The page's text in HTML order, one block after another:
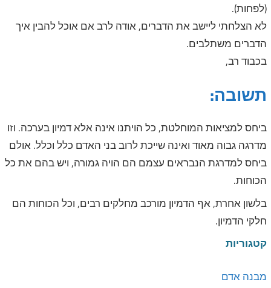
(לפחות).
לא הצלחתי ליישב את הדברים, אודה לרב אם אוכל להבין איך
הדברים משתלבים.
בכבוד רב,
תשובה:
ביחס למציאות המוחלטת, כל הויתנו אינה אלא דמיון בערכה. וזו
מדרגה גבוה מאוד ואינה שייכת לרוב בני האדם כלל וכלל. אולם
ביחס למדרגת הנבראים עצמם הם הויה גמורה, ויש בהם את כל
הכוחות.
בלשון אחרת, אף הדמיון מורכב מחלקים רבים, וכל הכוחות הם
חלקי הדמיון.
קטגוריות
מבנה אדם